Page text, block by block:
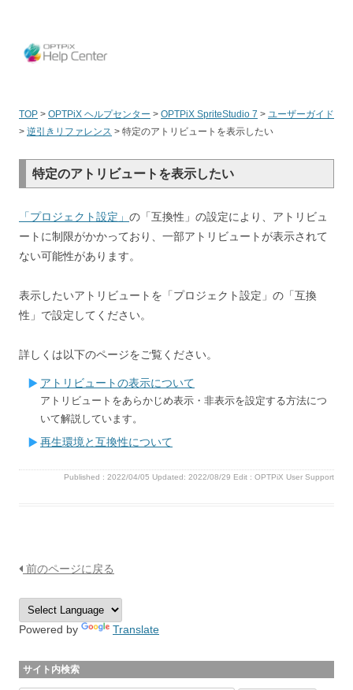
TOP > OPTPiX ヘルプセンター > OPTPiX SpriteStudio 7 > ユーザーガイド
> 逆引きリファレンス > 特定のアトリビュートを表示したい
特定のアトリビュートを表示したい
「プロジェクト設定」 の「互換性」の設定により、アトリビュ
ートに制限がかかっており、一部アトリビュートが表示されて
ない可能性があります。
表示したいアトリビュートを「プロジェクト設定」の「互換
性」で設定してください。
詳しくは以下のページをご覧ください。
アトリビュートの表示について
アトリビュートをあらかじめ表示・非表示を設定する方法につ
いて解説しています。
再生環境と互換性について
Published : 2022/04/05 Updated: 2022/08/29 Edit : OPTPiX User Support
前のページに戻る
Powered by Translate
サイト内検索